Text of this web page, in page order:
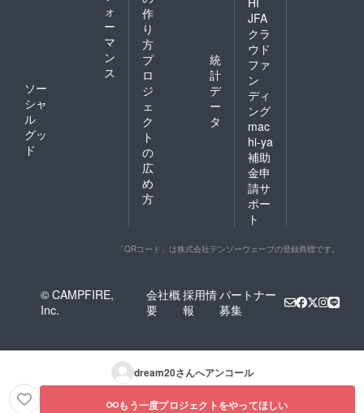
ォ
ー
マ
ン
ス
ソー
シャ
ル
グッ
ド
作
り
方
プ
ロ
ジ
ェ
ク
ト
の
広
め
方
統
計
デ
ー
タ
JFA
クラ
ウド
ファ
ン
ディ
ング
mac
hi-ya
補助
金申
請サ
ポー
ト
「QRコード」は株式会社デンソーウェーブの登録商標です。
© CAMPFIRE,
Inc.
会社概
要
採用情
報
パートナー
募集
dream20さんへアンコール
もう一度プロジェクトをやってほしい